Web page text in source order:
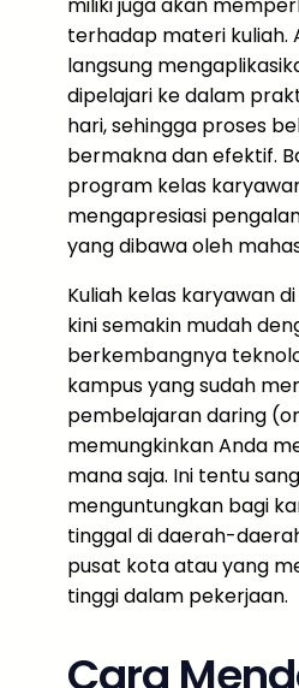
terhadap materi kuliah.
langsung
dipelajari ke dalam
hari, sehingga proses
bermakna dan efektif.
program kelas
mengapresiasi
yang dibawa oleh
Kuliah kelas karyawan
kini semakin mudah
berkembangnya
kampus yang sudah
pembelajaran daring
memungkinkan Anda
mana saja. Ini tentu
menguntungkan bagi
tinggal di daerah-
pusat kota atau yang
tinggi dalam pekerjaan.
Cara